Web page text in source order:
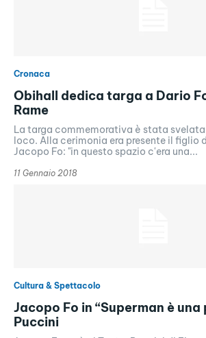
Cronaca
Obihall dedica targa a Dario
Rame
La targa commemorativa è stata
loco. Alla cerimonia era presente il figlio
Jacopo Fo: "in questo spazio c'era una...
11 Gennaio 2018
Cultura & Spettacolo
Jacopo Fo in “Superman è una
Puccini